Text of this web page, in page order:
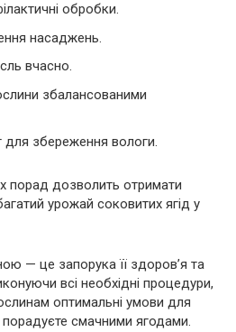
обробки.
насаджень.
вчасно.
збалансованими
для збереження вологи.
порад дозволить отримати
урожай соковитих ягід у
— це запорука її здоров’я та
всі необхідні процедури,
оптимальні умови для
порадуєте смачними ягодами.